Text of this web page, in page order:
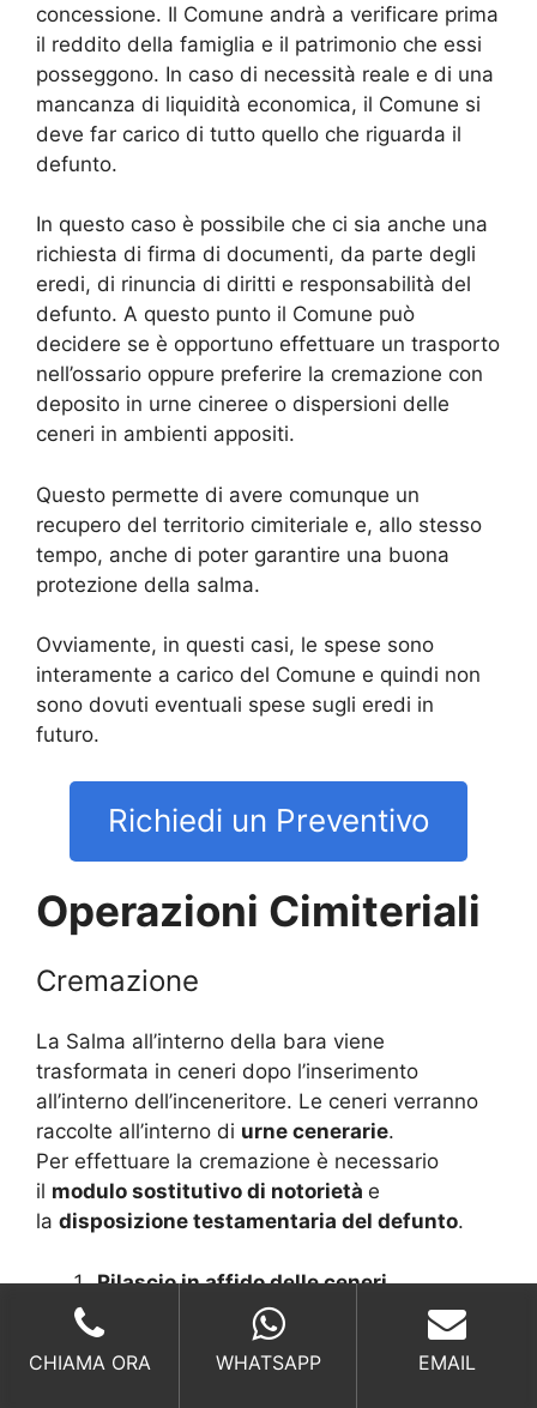
concessione. Il Comune andrà a verificare prima
il reddito della famiglia e il patrimonio che essi
posseggono. In caso di necessità reale e di una
mancanza di liquidità economica, il Comune si
deve far carico di tutto quello che riguarda il
defunto.
In questo caso è possibile che ci sia anche una
richiesta di firma di documenti, da parte degli
eredi, di rinuncia di diritti e responsabilità del
defunto. A questo punto il Comune può
decidere se è opportuno effettuare un trasporto
nell’ossario oppure preferire la cremazione con
deposito in urne cineree o dispersioni delle
ceneri in ambienti appositi.
Questo permette di avere comunque un
recupero del territorio cimiteriale e, allo stesso
tempo, anche di poter garantire una buona
protezione della salma.
Ovviamente, in questi casi, le spese sono
interamente a carico del Comune e quindi non
sono dovuti eventuali spese sugli eredi in
futuro.
Richiedi un Preventivo
Operazioni Cimiteriali
Cremazione
La Salma all’interno della bara viene
trasformata in ceneri dopo l’inserimento
all’interno dell’inceneritore. Le ceneri verranno
raccolte all’interno di urne cenerarie.
Per effettuare la cremazione è necessario
il modulo sostitutivo di notorietà e
la disposizione testamentaria del defunto.
Rilascio in affido delle ceneri
Dispersione delle ceneri
Tumulazione o Inumazione delle ceneri
CHIAMA ORA WHATSAPP EMAIL